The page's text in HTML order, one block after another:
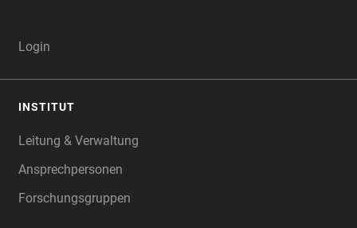
Login
INSTITUT
Leitung & Verwaltung
Ansprechpersonen
Forschungsgruppen